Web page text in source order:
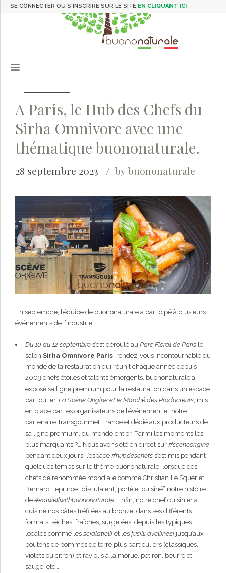
SE CONNECTER OU S'INSCRIRE SUR LE SITE EN CLIQUANT ICI
A Paris, le Hub des Chefs du
Sirha Omnivore avec une
thématique buononaturale.
28 septembre 2023 by buononaturale
En septembre, l’équipe de buononaturale a participé à plusieurs
événements de l’industrie:
Du 10 au 12 septembre s’est déroulé au Parc Floral de Paris le
salon Sirha Omnivore Paris , rendez-vous incontournable du
monde de la restauration qui réunit chaque année depuis
2003 chefs étoilés et talents émergents. buononaturale a
exposé sa ligne premium pour la restauration dans un espace
particulier, La Scène Origine et le Marché des Producteurs , mis
en place par les organisateurs de l’événement et notre
partenaire Transgourmet France et dédié aux producteurs de
sa ligne premium, du monde entier. Parmi les moments les
plus marquants ?… Nous avons été en direct sur #sceneorigine
pendant deux jours, l’espace #hubdeschefs s’est mis pendant
quelques temps sur le thème buononaturale, lorsque des
chefs de renommée mondiale comme Christian Le Squer et
Bernard Leprince “discutaient, porté et cuisiné” notre histoire
de #eatwellwithbuononaturale . Enfin, notre chef cuisinier a
cuisiné nos pâtes tréfilées au bronze, dans ses différents
formats: sèches, fraîches, surgelées, depuis les typiques
locales comme les scialatielli et les fusilli avellinesi jusqu’aux
boutons de pommes de terre plus particuliers (classiques,
violets ou citron) et raviolis à la morue, potiron, beurre et
sauge, etc…